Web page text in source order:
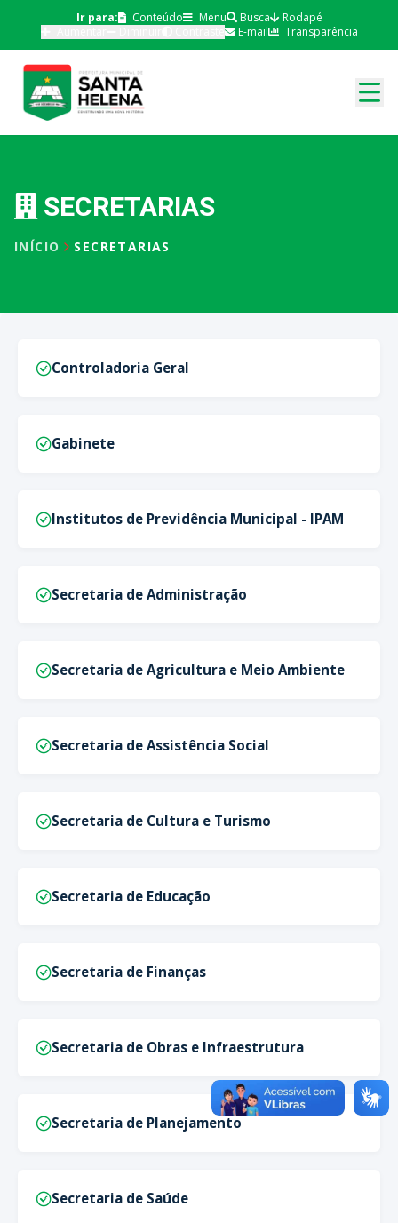
Ir para: Conteúdo Menu Busca
Rodapé
E-mail Transparência
SECRETARIAS
INÍCIO SECRETARIAS
Controladoria Geral
Gabinete
Institutos de Previdência Municipal - IPAM
Secretaria de Administração
Secretaria de Agricultura e Meio Ambiente
Secretaria de Assistência Social
Secretaria de Cultura e Turismo
Secretaria de Educação
Secretaria de Finanças
Secretaria de Obras e Infraestrutura
Secretaria de Planejamento
Secretaria de Saúde